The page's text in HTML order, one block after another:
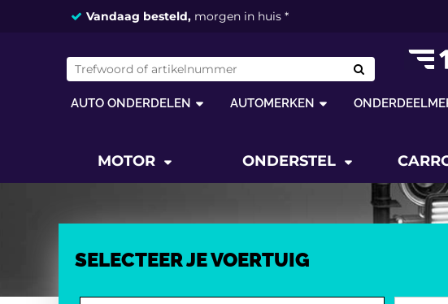
Vandaag besteld, morgen in huis *
AUTO ONDERDELEN AUTOMERKEN
MOTOR ONDERSTEL
SELECTEER JE VOERTUIG